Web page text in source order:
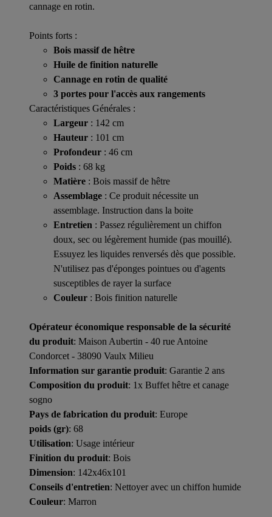
cannage en rotin.
Points forts :
Bois massif de hêtre
Huile de finition naturelle
Cannage en rotin de qualité
3 portes pour l'accès aux rangements
Caractéristiques Générales :
Largeur : 142 cm
Hauteur : 101 cm
Profondeur : 46 cm
Poids : 68 kg
Matière : Bois massif de hêtre
Assemblage : Ce produit nécessite un
assemblage. Instruction dans la boite
Entretien : Passez régulièrement un chiffon
doux, sec ou légèrement humide (pas mouillé).
Essuyez les liquides renversés dès que possible.
N'utilisez pas d'éponges pointues ou d'agents
susceptibles de rayer la surface
Couleur : Bois finition naturelle
Opérateur économique responsable de la sécurité
du produit: Maison Aubertin - 40 rue Antoine
Condorcet - 38090 Vaulx Milieu
Information sur garantie produit: Garantie 2 ans
Composition du produit: 1x Buffet hêtre et canage
sogno
Pays de fabrication du produit: Europe
poids (gr): 68
Utilisation: Usage intérieur
Finition du produit: Bois
Dimension: 142x46x101
Conseils d'entretien: Nettoyer avec un chiffon humide
Couleur: Marron